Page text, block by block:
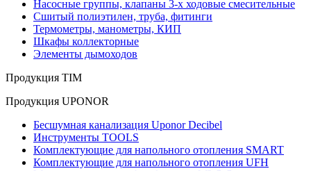
Насосные группы, клапаны 3-х ходовые смесительные
Сшитый полиэтилен, труба, фитинги
Термометры, манометры, КИП
Шкафы коллекторные
Элементы дымоходов
Продукция TIM
Продукция UPONOR
Бесшумная канализация Uponor Decibel
Инструменты TOOLS
Комплектующие для напольного отопления SMART
Комплектующие для напольного отопления UFH